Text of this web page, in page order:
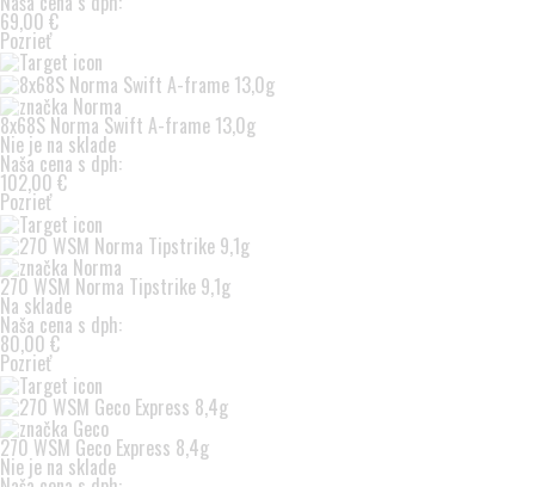
69,00 €
Pozrieť
8x68S Norma Swift A-frame 13,0g
Nie je na sklade
Naša cena s dph:
102,00 €
Pozrieť
270 WSM Norma Tipstrike 9,1g
Na sklade
Naša cena s dph:
80,00 €
Pozrieť
270 WSM Geco Express 8,4g
Nie je na sklade